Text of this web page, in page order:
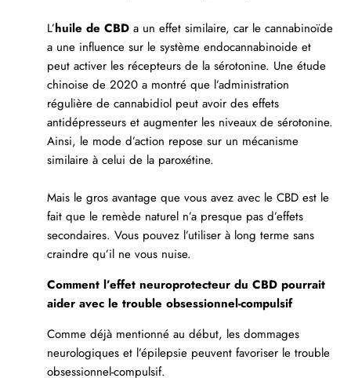
L’huile de CBD a un effet similaire, car le cannabinoïde
a une influence sur le système endocannabinoide et
peut activer les récepteurs de la sérotonine. Une étude
chinoise de 2020 a montré que l’administration
régulière de cannabidiol peut avoir des effets
antidépresseurs et augmenter les niveaux de sérotonine.
Ainsi, le mode d’action repose sur un mécanisme
similaire à celui de la paroxétine.
Mais le gros avantage que vous avez avec le CBD est le
fait que le remède naturel n’a presque pas d’effets
secondaires. Vous pouvez l’utiliser à long terme sans
craindre qu’il ne vous nuise.
Comment l’effet neuroprotecteur du CBD pourrait
aider avec le trouble obsessionnel-compulsif
Comme déjà mentionné au début, les dommages
neurologiques et l’épilepsie peuvent favoriser le trouble
obsessionnel-compulsif.